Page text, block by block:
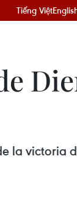
Tiếng Việt
la victoria